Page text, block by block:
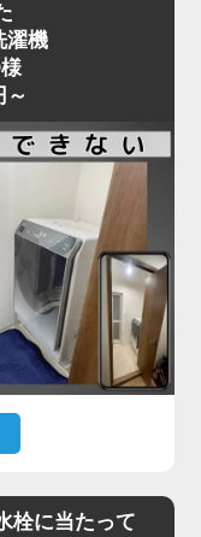
原因にもなりま
くのが安心で
相談ください。
しまった…そん
いただいたT様
製ドラム式
にピタリと収め
されない状況で
ことで、当店に
きる業者が見つ
地を確認したう
を慎重に測りな
事に搬入・設置
円～で、T様にも
た」など、難し
多くあります。
濯機
～
とがあります。
栓に当たって